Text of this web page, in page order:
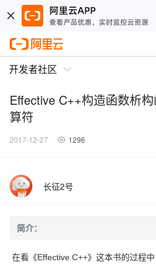
开发者社区
Effective C++构造函数析
算符
2017-12-27 1296
长征2号
简介：
在看《Effective C++》这本书的过程